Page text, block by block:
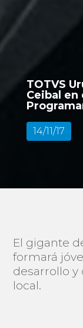
TOTVS
Ceibal en
14/11/17
El gigante
formará
desarrollo
local.